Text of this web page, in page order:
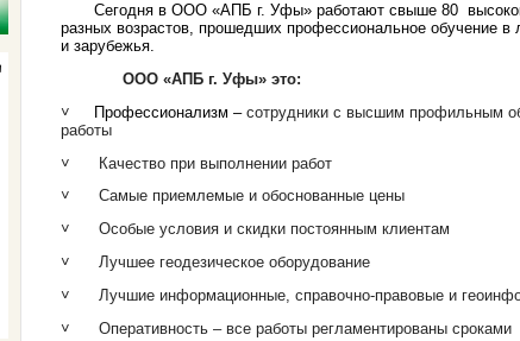
Сегодня в ООО «АПБ г. Уфы» работают свыше 80
разных возрастов, прошедших профессиональное обучение
и зарубежья.
ООО «АПБ г. Уфы» это:
˅
Профессионализм – сотрудники с высшим профильным
работы
˅ Качество при выполнении работ
˅ Самые приемлемые и обоснованные цены
˅ Особые условия и скидки постоянным клиентам
˅ Лучшее геодезическое оборудование
˅ Лучшие информационные, справочно-правовые и
˅ Оперативность – все работы регламентированы сроками